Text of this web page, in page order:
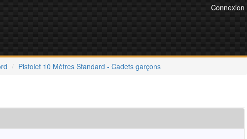
Connexion
Pistolet 10 Mètres Standard - Cadets garçons